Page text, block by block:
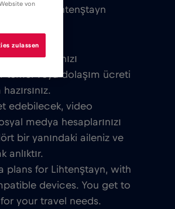
all over Lihtenştayn
eSIM kartınızı
temel veya dolaşım ücreti
edebilecek, video
medya hesaplarınızı
bir yanındaki aileniz ve
anlıktır.
plans for Lihtenştayn, with
devices. You get to
your travel needs.
von
zulassen